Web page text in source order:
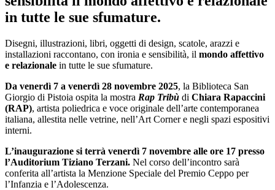
in tutte le sue sfumature.
Disegni, illustrazioni, libri, oggetti di design, scatole, arazzi e
installazioni raccontano, con ironia e sensibilità, il mondo affettivo
e relazionale in tutte le sue sfumature.
Da venerdì 7 a venerdì 28 novembre 2025, la Biblioteca San
Giorgio di Pistoia ospita la mostra Rap Tribù di Chiara Rapaccini
(RAP), artista poliedrica e voce originale dell’arte contemporanea
italiana, allestita nelle vetrine, nell’Art Corner e negli spazi espositivi
interni.
L’inaugurazione si terrà venerdì 7 novembre alle ore 17 presso
l’Auditorium Tiziano Terzani. Nel corso dell’incontro sarà
conferita all’artista la Menzione Speciale del Premio Ceppo per
l’Infanzia e l’Adolescenza.